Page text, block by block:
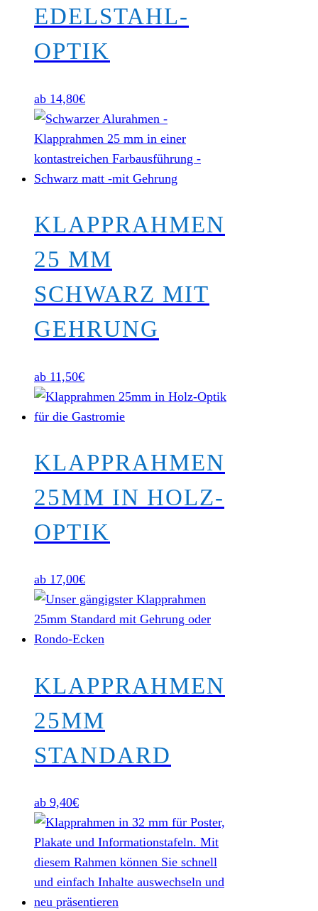
EDELSTAHL-
OPTIK
ab 14,80€
KLAPPRAHMEN
25 MM
SCHWARZ MIT
GEHRUNG
ab 11,50€
KLAPPRAHMEN
25MM IN HOLZ-
OPTIK
ab 17,00€
KLAPPRAHMEN
25MM
STANDARD
ab 9,40€